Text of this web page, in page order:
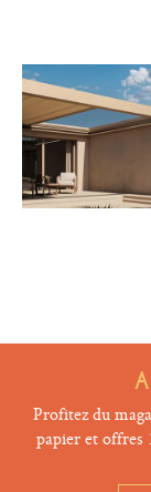
Profitez du
papier et offres